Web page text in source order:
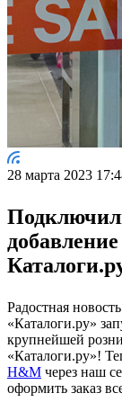
28 марта 2023
Радостная
«Каталоги.ру»‎
крупнейшей
«Каталоги.ру»‎!
H&M через наш
оформить заказ